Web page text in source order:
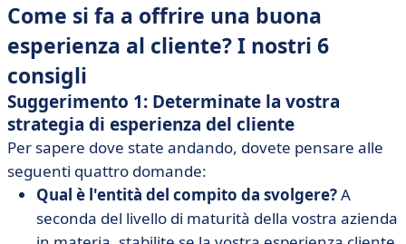
Come si fa a offrire una buona
esperienza al cliente? I nostri 6
consigli
Suggerimento 1: Determinate la vostra
strategia di esperienza del cliente
Per sapere dove state andando, dovete pensare alle
seguenti quattro domande:
Qual è l'entità del compito da svolgere?A
seconda del livello di maturità della vostra azienda